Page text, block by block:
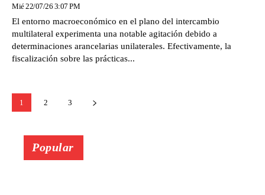
Mié 22/07/26 3:07 PM
El entorno macroeconómico en el plano del intercambio
multilateral experimenta una notable agitación debido a
determinaciones arancelarias unilaterales. Efectivamente, la
fiscalización sobre las prácticas...
1 2 3
Popular